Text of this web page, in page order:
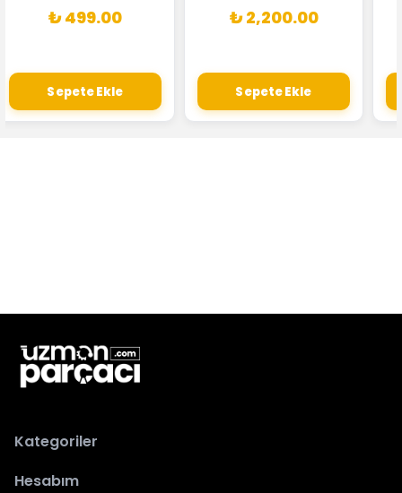
₺ 499.00
Sepete Ekle
₺ 2,200.00
Sepete Ekle
Kategoriler
Hesabım